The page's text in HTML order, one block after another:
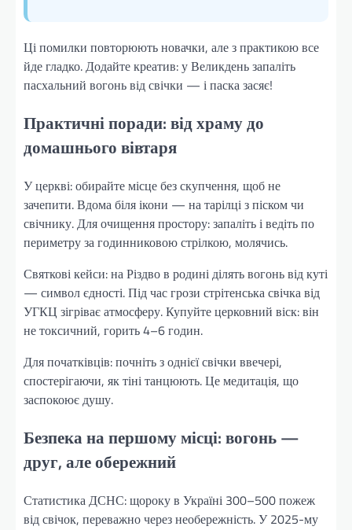
Ці помилки повторюють новачки, але з практикою все
йде гладко. Додайте креатив: у Великдень запаліть
пасхальний вогонь від свічки — і паска засяє!
Практичні поради: від храму до
домашнього вівтаря
У церкві: обирайте місце без скупчення, щоб не
зачепити. Вдома біля ікони — на тарілці з піском чи
свічнику. Для очищення простору: запаліть і ведіть по
периметру за годинниковою стрілкою, молячись.
Святкові кейси: на Різдво в родині ділять вогонь від куті
— символ єдності. Під час грози стрітенська свічка від
УГКЦ зігріває атмосферу. Купуйте церковний віск: він
не токсичний, горить 4–6 годин.
Для початківців: почніть з однієї свічки ввечері,
спостерігаючи, як тіні танцюють. Це медитація, що
заспокоює душу.
Безпека на першому місці: вогонь —
друг, але обережний
Статистика ДСНС: щороку в Україні 300–500 пожеж
від свічок, переважно через необережність. У 2025-му